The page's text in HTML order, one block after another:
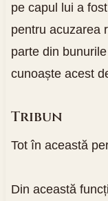
pe capul lui a
pentru acuzarea
parte din
cunoaște acest
Tribun
Tot în această
Din această